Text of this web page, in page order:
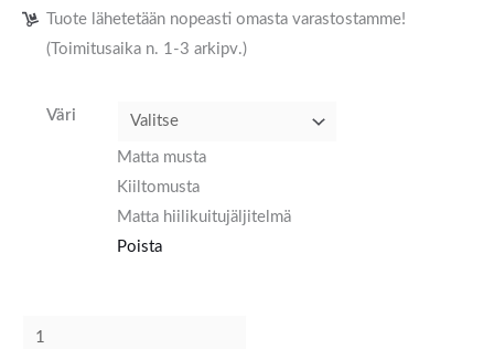
Tuote lähetetään nopeasti omasta varastostamme!
(Toimitusaika n. 1-3 arkipv.)
Väri
Matta musta
Kiiltomusta
Matta hiilikuitujäljitelmä
Poista